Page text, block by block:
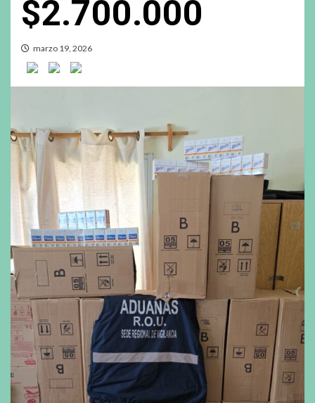
$2.700.000
marzo 19, 2026